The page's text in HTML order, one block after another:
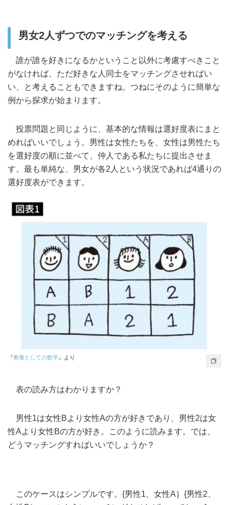
男女2人ずつでのマッチングを考える
誰が誰を好きになるかということ以外に考慮すべきこと
がなければ、ただ好きな人同士をマッチングさせればい
い、と考えることもできますね。つねにそのように簡単な
例から探求が始まります。
投票問題と同じように、基本的な情報は選好度表にまと
めればいいでしょう。男性は女性たちを、女性は男性たち
を選好度の順に並べて、仲人である私たちに提出させま
す。最も単純な、男女が各2人という状況であれば4通りの
選好度表ができます。
『教養としての数学 』より
表の読み方はわかりますか？
男性1は女性Bより女性Aの方が好きであり、男性2は女
性Aより女性Bの方が好き。このように読みます。では、
どうマッチングすればいいでしょうか？
このケースはシンプルです。{男性1、女性A｝{男性2、